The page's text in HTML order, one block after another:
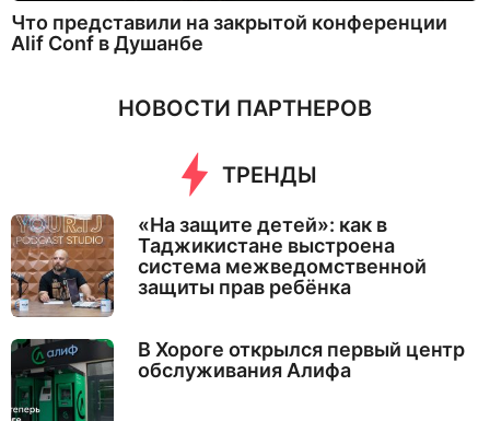
Что представили на закрытой конференции
Alif Conf в Душанбе
НОВОСТИ ПАРТНЕРОВ
ТРЕНДЫ
«На защите детей»: как в
Таджикистане выстроена
система межведомственной
защиты прав ребёнка
В Хороге открылся первый центр
обслуживания Алифа